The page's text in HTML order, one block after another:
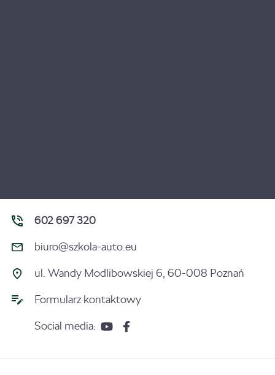
602 697 320
biuro@szkola-auto.eu
ul. Wandy Modlibowskiej 6, 60-008 Poznań
Formularz kontaktowy
Social media: